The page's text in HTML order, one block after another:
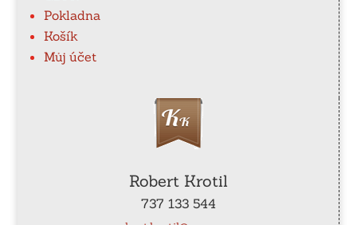
Pokladna
Košík
Můj účet
Robert Krotil
737 133 544